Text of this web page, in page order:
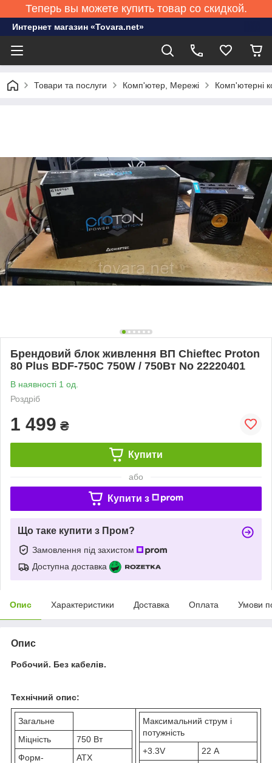
Теперь вы можете купить товар со скидкой.
Интернет магазин «Tovara.net»
Товари та послуги Комп'ютер, Мережі Комп'ютерні
Брендовий блок живлення BП Chieftec Proton
80 Plus BDF-750C 750W / 750Вт No 22220401
В наявності 1 од.
Роздріб
1 499 ₴
Купити
або
Купити з
Що таке купити з Пром?
Замовлення під захистом
Доступна доставка
Опис Характеристики Доставка Оплата Умови
Опис
Робочий. Без кабелів.
Технічний опис:
Загальне
Міцність
750 Вт
Форм-
ATX
Максимальний струм і
потужність
+3.3V
22 А